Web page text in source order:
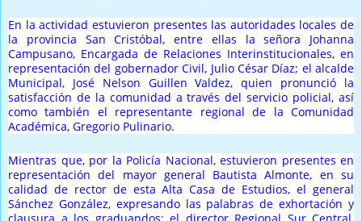
En la actividad estuvieron presentes las autoridades locales de
la provincia San Cristóbal, entre ellas la señora Johanna
Campusano, Encargada de Relaciones Interinstitucionales, en
representación del gobernador Civil, Julio César Díaz; el alcalde
Municipal, José Nelson Guillen Valdez, quien pronunció la
satisfacción de la comunidad a través del servicio policial, así
como también el representante regional de la Comunidad
Académica, Gregorio Pulinario.
Mientras que, por la Policía Nacional, estuvieron presentes en
representación del mayor general Bautista Almonte, en su
calidad de rector de esta Alta Casa de Estudios, el general
Sánchez González, expresando las palabras de exhortación y